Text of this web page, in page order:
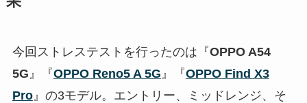
今回ストレステストを行ったのは『OPPO A54
5G 』『OPPO Reno5 A 5G 』『OPPO Find X3
Pro』の3モデル。エントリー、ミッドレンジ、そ